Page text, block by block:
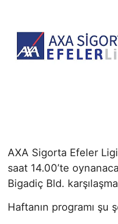
AXA Sigorta Efeler
saat 14.00’te
Bigadiç Bld.
Haftanın programı şu